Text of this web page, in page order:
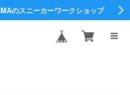
のスニーカーワークショップ